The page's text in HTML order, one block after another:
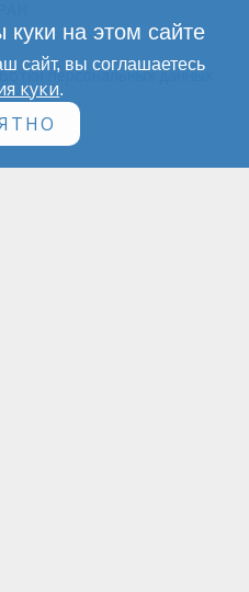
персональных данных
на этом сайте
сайт, вы соглашаетесь
куки.